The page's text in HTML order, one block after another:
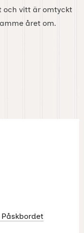
och vitt är omtyckt
året om.